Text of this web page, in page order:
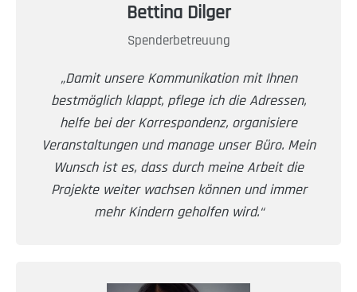
Bettina Dilger
Spenderbetreuung
„Damit unsere Kommunikation mit Ihnen
bestmöglich klappt, pflege ich die Adressen,
helfe bei der Korrespondenz, organisiere
Veranstaltungen und manage unser Büro. Mein
Wunsch ist es, dass durch meine Arbeit die
Projekte weiter wachsen können und immer
mehr Kindern geholfen wird.“